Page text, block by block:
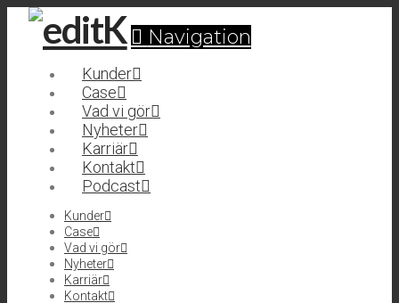
Navigation
Kunder
Case
Vad vi gör
Nyheter
Karriär
Kontakt
Podcast
Kunder
Case
Vad vi gör
Nyheter
Karriär
Kontakt